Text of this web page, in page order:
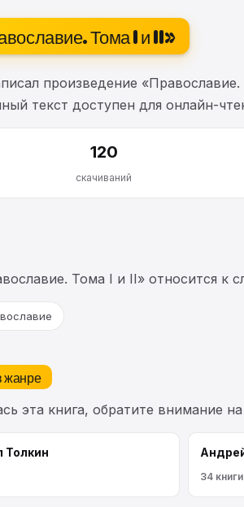
Тома I и II»
произведение
текст доступен для онлайн-
120
скачиваний
Тома I и II» относится к
жанре
эта книга, обратите внимание
Толкин
34